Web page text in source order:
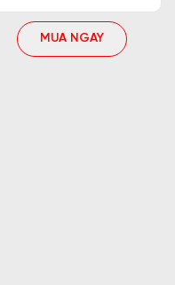
hàng nên quý
lượng sản phẩm
khách hàng các
có thể lựa chọn
tiện lợi phù hợp
quý khách có
vời!
MUA NGAY